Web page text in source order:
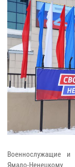
Военнослужащие и
Ямало-